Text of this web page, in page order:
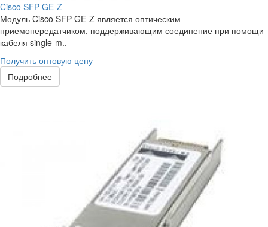
Cisco SFP-GE-Z
Модуль Cisco SFP-GE-Z является оптическим
приемопередатчиком, поддерживающим соединение при помощи
кабеля single-m..
Получить оптовую цену
Подробнее